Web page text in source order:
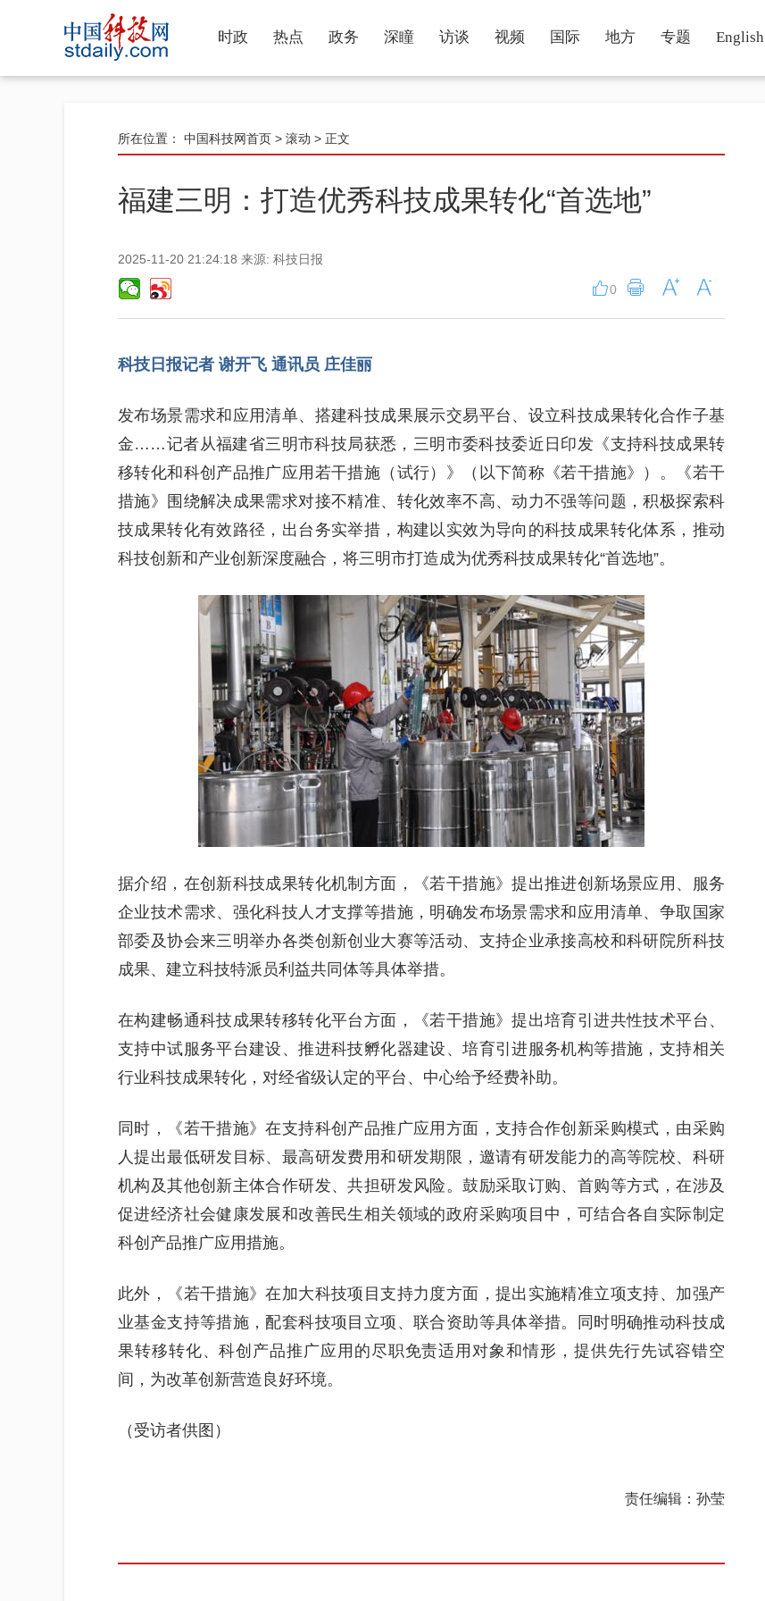
时政 热点 政务 深瞳 访谈 视频 国际 地方 专题 English
所在位置： 中国科技网首页 > 滚动 > 正文
福建三明：打造优秀科技成果转化“首选地”
2025-11-20 21:24:18 来源: 科技日报
0
科技日报记者 谢开飞 通讯员 庄佳丽
发布场景需求和应用清单、搭建科技成果展示交易平台、设立科技成果转化合作子基
金……记者从福建省三明市科技局获悉，三明市委科技委近日印发《支持科技成果转
移转化和科创产品推广应用若干措施（试行）》（以下简称《若干措施》）。《若干
措施》围绕解决成果需求对接不精准、转化效率不高、动力不强等问题，积极探索科
技成果转化有效路径，出台务实举措，构建以实效为导向的科技成果转化体系，推动
科技创新和产业创新深度融合，将三明市打造成为优秀科技成果转化“首选地”。
据介绍，在创新科技成果转化机制方面，《若干措施》提出推进创新场景应用、服务
企业技术需求、强化科技人才支撑等措施，明确发布场景需求和应用清单、争取国家
部委及协会来三明举办各类创新创业大赛等活动、支持企业承接高校和科研院所科技
成果、建立科技特派员利益共同体等具体举措。
在构建畅通科技成果转移转化平台方面，《若干措施》提出培育引进共性技术平台、
支持中试服务平台建设、推进科技孵化器建设、培育引进服务机构等措施，支持相关
行业科技成果转化，对经省级认定的平台、中心给予经费补助。
同时，《若干措施》在支持科创产品推广应用方面，支持合作创新采购模式，由采购
人提出最低研发目标、最高研发费用和研发期限，邀请有研发能力的高等院校、科研
机构及其他创新主体合作研发、共担研发风险。鼓励采取订购、首购等方式，在涉及
促进经济社会健康发展和改善民生相关领域的政府采购项目中，可结合各自实际制定
科创产品推广应用措施。
此外，《若干措施》在加大科技项目支持力度方面，提出实施精准立项支持、加强产
业基金支持等措施，配套科技项目立项、联合资助等具体举措。同时明确推动科技成
果转移转化、科创产品推广应用的尽职免责适用对象和情形，提供先行先试容错空
间，为改革创新营造良好环境。
（受访者供图）
责任编辑：孙莹